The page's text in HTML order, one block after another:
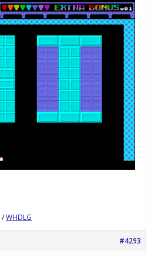
/WHDLG
#4293